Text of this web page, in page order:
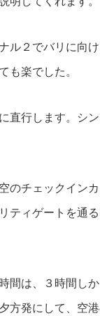
ル２でバリに向
も楽でした。
直行します。シ
のチェックイン
ティゲートを通
間は、３時間し
方発にして、空